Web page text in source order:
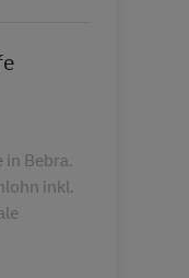
in Bebra.
inkl.